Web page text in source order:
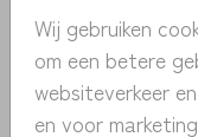
Wij gebruiken
om een betere
websiteverkeer
en voor
Uniek
is met de hand
eenvoudig zelf
Toon meer